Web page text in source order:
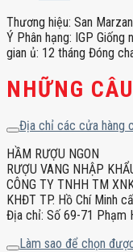
Thương hiệu: San
Ý Phân hạng: IGP
gian ủ: 12 tháng Đóng
NHỮNG
Địa chỉ các cửa hàng
HẦM RƯỢU NGON
RƯỢU VANG NHẬP
CÔNG TY TNHH TM
KHĐT TP. Hồ Chí Minh
Địa chỉ: Số 69-71 Phạm
Làm sao để chọn